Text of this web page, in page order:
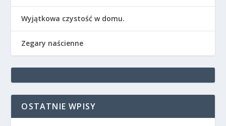
Wyjątkowa czystość w domu.
Zegary naścienne
OSTATNIE WPISY